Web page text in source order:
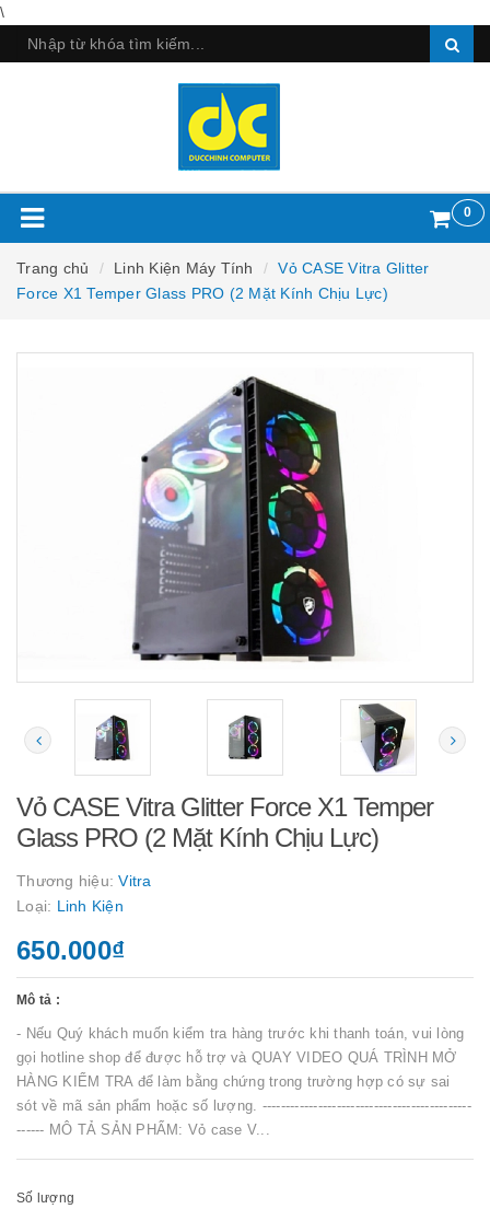
\
0
Trang chủ Linh Kiện Máy Tính
Vỏ CASE Vitra Glitter
Force X1 Temper Glass PRO (2 Mặt Kính Chịu Lực)
Vỏ CASE Vitra Glitter Force X1 Temper
Glass PRO (2 Mặt Kính Chịu Lực)
Thương hiệu:Vitra
Loại: Linh Kiện
650.000₫
Mô tả :
- Nếu Quý khách muốn kiểm tra hàng trước khi thanh toán, vui lòng
gọi hotline shop để được hỗ trợ và QUAY VIDEO QUÁ TRÌNH MỞ
HÀNG KIỂM TRA để làm bằng chứng trong trường hợp có sự sai
sót về mã sản phẩm hoặc số lượng. ---------------------------------------------
------ MÔ TẢ SẢN PHẨM: Vỏ case V...
Số lượng